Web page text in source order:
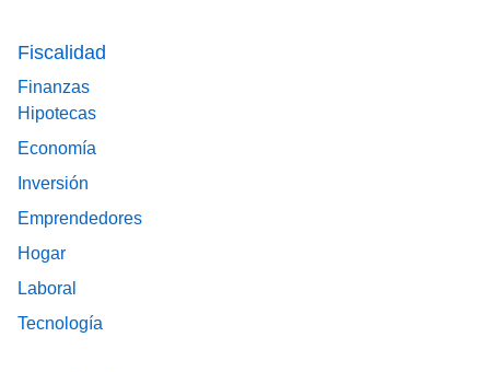
Fiscalidad
Finanzas
Hipotecas
Economía
Inversión
Emprendedores
Hogar
Laboral
Tecnología